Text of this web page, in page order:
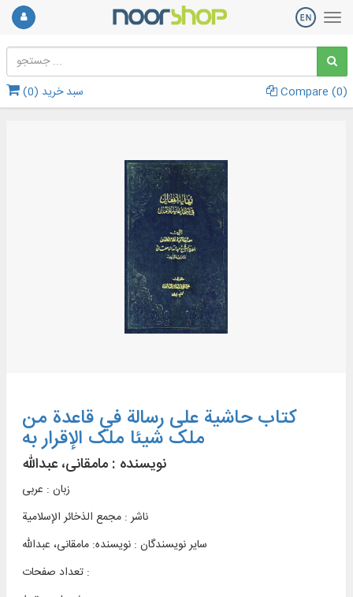
سبد خرید (0
) Compare (0)
کتاب حاشية علی رسالة في قاعدة من
ملک شیئا ملک الإقرار به
نویسنده : مامقانی، عبدالله
زبان : عربی
ناشر : مجمع الذخائر الإسلامية
سایر نویسندگان : نویسنده: مامقانی، عبدالله
تعداد صفحات :